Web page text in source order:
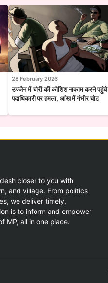
28 February 2026
उज्जैन में चोरी की कोशिश नाकाम करने
पदाधिकारी पर हमला, आंख में गंभीर चोट
closer to you with
and village. From politics
we deliver timely,
is to inform and empower
MP, all in one place.